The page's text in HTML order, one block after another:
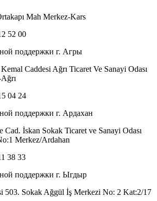
Mah Merkez-Kars
52 00
поддержки г. Агры
Caddesi Ağrı Ticaret Ve Sanayi Odası
04 24
поддержки г. Ардахан
İskan Sokak Ticaret ve Sanayi Odası
Merkez/Ardahan
38 33
поддержки г. Ыгдыр
503. Sokak Ağgül İş Merkezi No: 2 Kat:2/17